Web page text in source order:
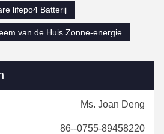
lifepo4 Batterij
van de Huis Zonne-energie
Ms. Joan Deng
86--0755-89458220